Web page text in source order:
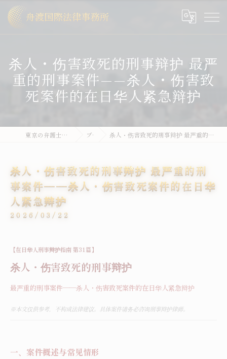
杀人・伤害致死的刑事辩护 最严
重的刑事案件——杀人・伤害致
死案件的在日华人紧急辩护
東京の弁護士なら舟渡国際法律事務所 ブログ 杀人・伤害致死的刑事辩护 最严重的刑事案件——杀人・伤害致死案件的在日华人紧急辩护
杀人・伤害致死的刑事辩护 最严重的刑
事案件——杀人・伤害致死案件的在日华
人紧急辩护
2026/03/22
【在日华人刑事辩护指南 第31篇】
杀人・伤害致死的刑事辩护
最严重的刑事案件——杀人・伤害致死案件的在日华人紧急辩护
※ 本文仅供参考，不构成法律建议。具体案件请务必咨询刑事辩护律师。
一、案件概述与常见情形